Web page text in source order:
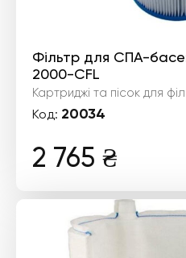
Фільтр для СПА-
2000-CFL
Картриджі та пісок для
Код: 20034
2 765 ₴